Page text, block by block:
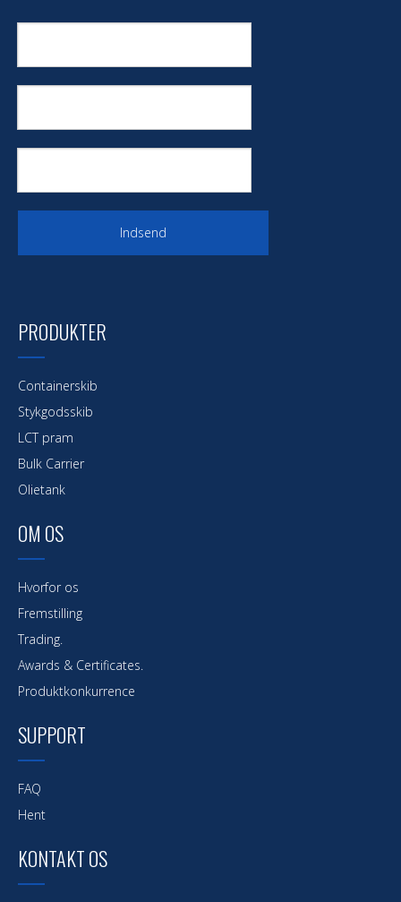
Indsend
PRODUKTER
Containerskib
Stykgodsskib
LCT pram
Bulk Carrier
Olietank
OM OS
Hvorfor os
Fremstilling
Trading.
Awards & Certificates.
Produktkonkurrence
SUPPORT
FAQ
Hent
KONTAKT OS